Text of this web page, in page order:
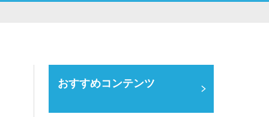
おすすめコンテンツ